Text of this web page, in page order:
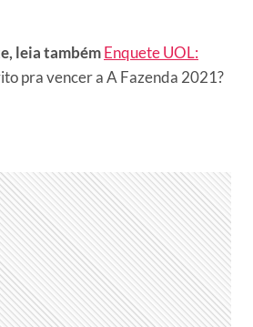
leia tambémEnquete UOL:
pra vencer a A Fazenda 2021?